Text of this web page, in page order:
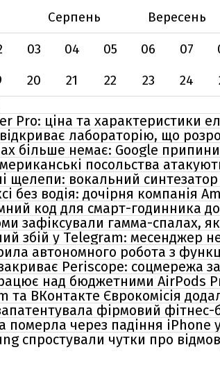
Серпень Вересень
03 04 05 06 07
20 21 22 23 24
Pro: ціна та характеристики
лабораторію, що
більше немає: Google
посольства
щелепи: вокальний
без водія: дочірня компанія
код для смарт-годинника
зафіксували гамма-спалах,
збій у Telegram: месенджер
автономного робота з
Periscope: соцмережа
над бюджетними AirPods
та ВКонтакте Єврокомісія
фірмовий
померла через падіння iPhone
спростували чутки про